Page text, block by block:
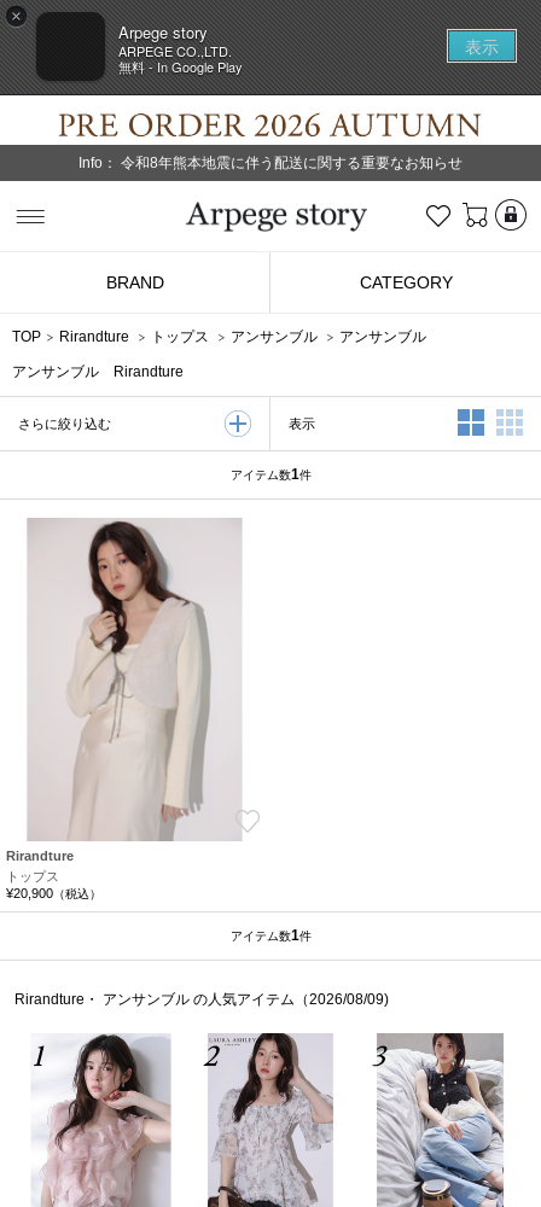
×
Arpege story
ARPEGE CO.,LTD.
無料 - In Google Play
表示
Info： 令和8年熊本地震に伴う配送に関する重要なお知らせ
お気に入り
BRAND CATEGORY
TOP Rirandture トップス アンサンブル アンサンブル
アンサンブル Rirandture
さらに絞り込む 表示 2列表示
アイテム数1件
Rirandture
トップス
¥20,900 （税込）
アイテム数1件
Rirandture・ アンサンブル の人気アイテム（2026/08/09)
1 2 3